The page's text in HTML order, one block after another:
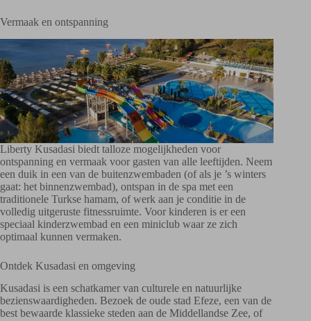
Vermaak en ontspanning
Liberty Kusadasi biedt talloze mogelijkheden voor
ontspanning en vermaak voor gasten van alle leeftijden. Neem
een duik in een van de buitenzwembaden (of als je ’s winters
gaat: het binnenzwembad), ontspan in de spa met een
traditionele Turkse hamam, of werk aan je conditie in de
volledig uitgeruste fitnessruimte. Voor kinderen is er een
speciaal kinderzwembad en een miniclub waar ze zich
optimaal kunnen vermaken.
Ontdek Kusadasi en omgeving
Kusadasi is een schatkamer van culturele en natuurlijke
bezienswaardigheden. Bezoek de oude stad Efeze, een van de
best bewaarde klassieke steden aan de Middellandse Zee, of